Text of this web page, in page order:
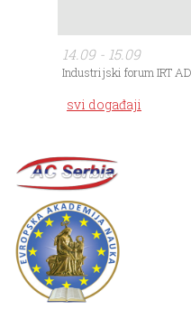
14.09 - 15.09
Industrijski forum IRT
svi događaji